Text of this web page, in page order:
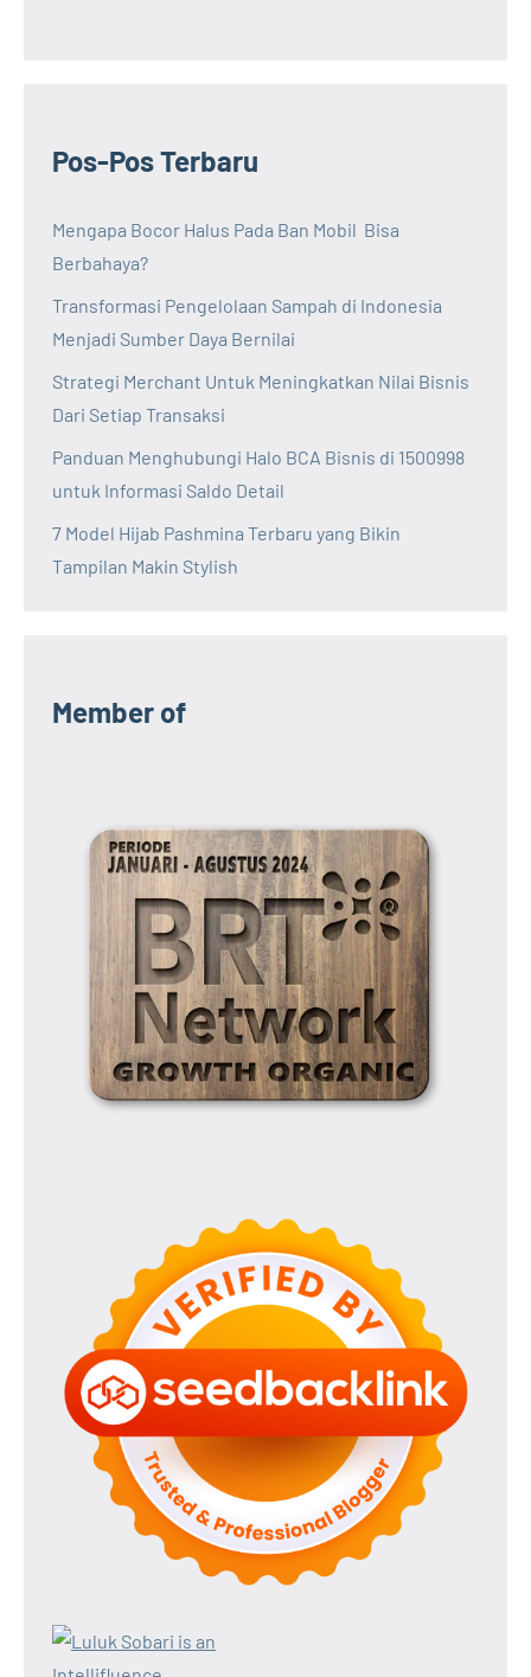
Pos-Pos Terbaru
Mengapa Bocor Halus Pada Ban Mobil Bisa
Berbahaya?
Transformasi Pengelolaan Sampah di Indonesia
Menjadi Sumber Daya Bernilai
Strategi Merchant Untuk Meningkatkan Nilai Bisnis
Dari Setiap Transaksi
Panduan Menghubungi Halo BCA Bisnis di 1500998
untuk Informasi Saldo Detail
7 Model Hijab Pashmina Terbaru yang Bikin
Tampilan Makin Stylish
Member of